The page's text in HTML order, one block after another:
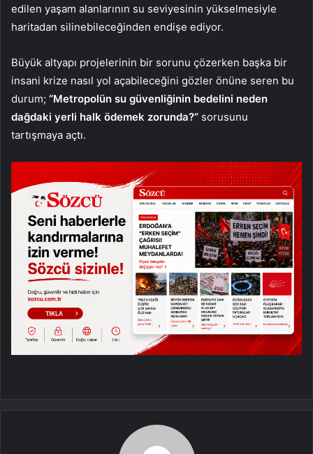
edilen yaşam alanlarının su seviyesinin yükselmesiyle
haritadan silinebileceğinden endişe ediyor.
Büyük altyapı projelerinin bir sorunu çözerken başka bir
insani krize nasıl yol açabileceğini gözler önüne seren bu
durum; “Metropolün su güvenliğinin bedelini neden
dağdaki yerli halk ödemek zorunda?” sorusunu
tartışmaya açtı.